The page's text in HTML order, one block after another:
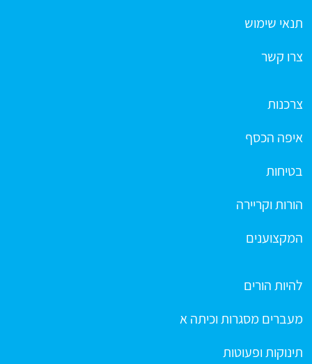
תנאי שימוש
צרו קשר
צרכנות
איפה הכסף
בטיחות
הורות וקריירה
המקצוענים
להיות הורים
מעברים מסגרות וכיתה א
תינוקות ופעוטות